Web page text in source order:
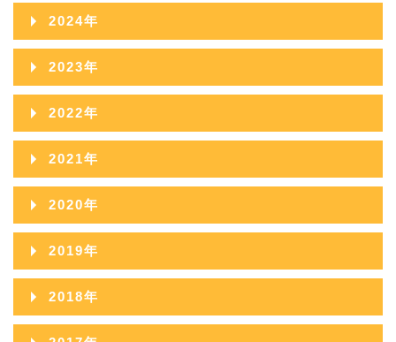
2024年
2024年12月
2024年11月
2024年10月
2024年09月
2024年08月
2024年07月
2024年06月
2024年05月
2023年
2023年12月
2023年11月
2023年10月
2023年09月
2023年08月
2023年07月
2023年06月
2022年
2022年12月
2022年11月
2022年10月
2022年09月
2022年08月
2022年07月
2021年
2021年12月
2021年11月
2021年10月
2021年09月
2020年
2020年12月
2020年11月
2020年10月
2019年
2019年12月
2019年11月
2018年
2018年12月